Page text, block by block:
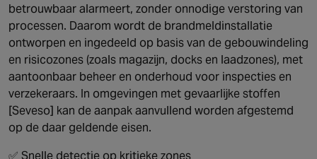
betrouwbaar alarmeert, zonder onnodige verstoring van
processen. Daarom wordt de brandmeldinstallatie
ontworpen en ingedeeld op basis van de gebouwindeling
en risicozones (zoals magazijn, docks en laadzones), met
aantoonbaar beheer en onderhoud voor inspecties en
verzekeraars. In omgevingen met gevaarlijke stoffen
[Seveso] kan de aanpak aanvullend worden afgestemd
op de daar geldende eisen.
✅ Snelle detectie op kritieke zones